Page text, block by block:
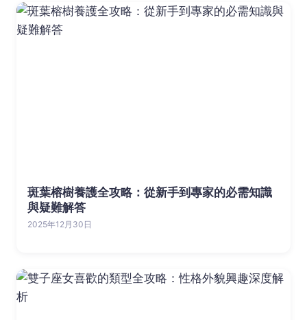
斑葉榕樹養護全攻略：從新手到專家的必需知識
與疑難解答
2025年12月30日